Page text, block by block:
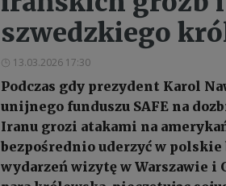
szwedzkiego
13.03.2026 17:30
Podczas gdy prezydent Karol
unijnego funduszu SAFE na
Iranu grozi atakami na
bezpośrednio uderzyć w
wydarzeń wizytę w Warszawie i